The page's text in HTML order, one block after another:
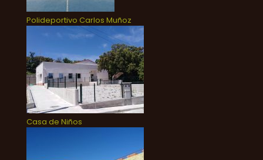
Polideportivo Carlos Muñoz
Casa de Niños